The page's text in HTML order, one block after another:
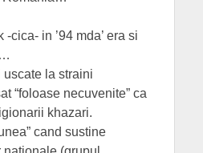
-cica- in ’94 mda’ era si
la straini
“foloase necuvenite” ca
khazari.
cand sustine